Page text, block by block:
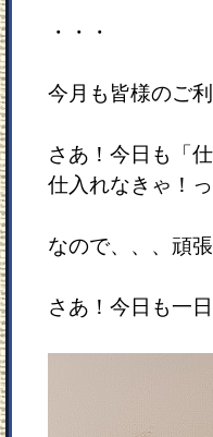
・・・
今月も皆様のご
さあ！今日も「
仕入れなきゃ！
なので、、、頑
さあ！今日も一